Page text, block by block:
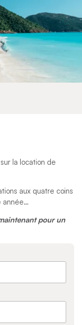
la location de
aux quatre coins
année…
pour un